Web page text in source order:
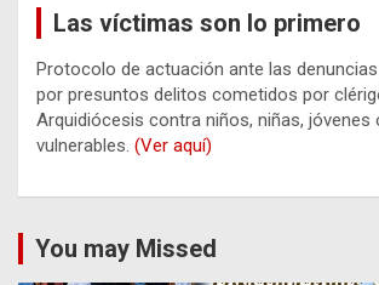
Las víctimas son lo primero
Protocolo de actuación ante las
por presuntos delitos cometidos por
Arquidiócesis contra niños, niñas, jóvenes
vulnerables. (Ver aquí)
You may Missed